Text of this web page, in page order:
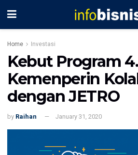
Home Investasi
Kebut Program
Kemenperin
dengan JETRO
by Raihan January 31, 2020